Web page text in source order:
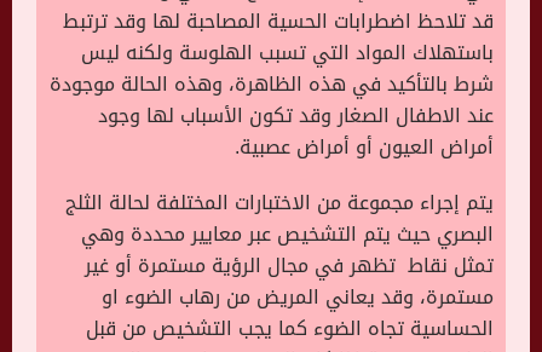
قد تلاحظ اضطرابات الحسية المصاحبة لها وقد ترتبط
باستهلاك المواد التي تسبب الهلوسة ولكنه ليس
شرط بالتأكيد في هذه الظاهرة، وهذه الحالة موجودة
عند الاطفال الصغار وقد تكون الأسباب لها وجود
أمراض العيون أو أمراض عصبية.
يتم إجراء مجموعة من الاختبارات المختلفة لحالة الثلج
البصري حيث يتم التشخيص عبر معايير محددة وهي
تمثل نقاط تظهر في مجال الرؤية مستمرة أو غير
مستمرة، وقد يعاني المريض من رهاب الضوء او
الحساسية تجاه الضوء كما يجب التشخيص من قبل